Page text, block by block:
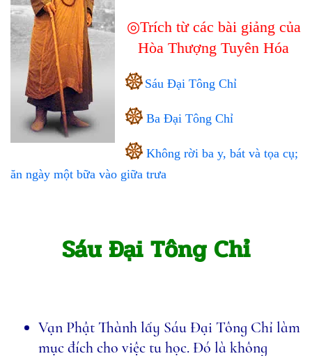
◎Trích từ các bài giảng của
Hòa Thượng Tuyên Hóa
Sáu Đại Tông Chỉ
Ba Đại Tông Chỉ
Không rời ba y, bát và tọa cụ;
ăn ngày một bữa vào giữa trưa
Sáu Đại Tông Chỉ
Vạn Phật Thành lấy Sáu Ðại Tông Chỉ làm
mục đích cho việc tu học. Ðó là không